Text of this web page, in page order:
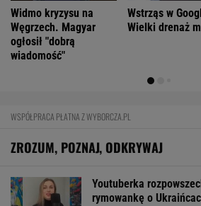
Widmo kryzysu na
Węgrzech. Magyar
ogłosił "dobrą
wiadomość"
Wstrząs w
Wielki drenaż
WSPÓŁPRACA PŁATNA Z WYBORCZA.PL
ZROZUM, POZNAJ, ODKRYWAJ
Youtuberka
rymowankę o